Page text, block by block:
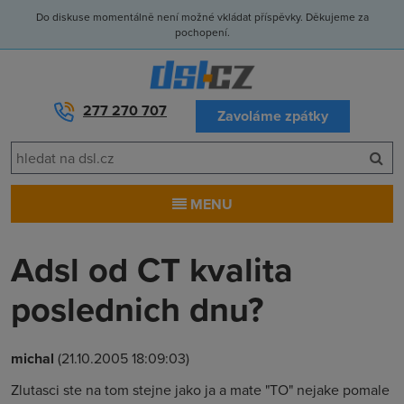
Do diskuse momentálně není možné vkládat příspěvky. Děkujeme za
pochopení.
277 270 707 Zavoláme zpátky
MENU
Adsl od CT kvalita
poslednich dnu?
michal (21.10.2005 18:09:03)
Zlutasci ste na tom stejne jako ja a mate "TO" nejake pomale